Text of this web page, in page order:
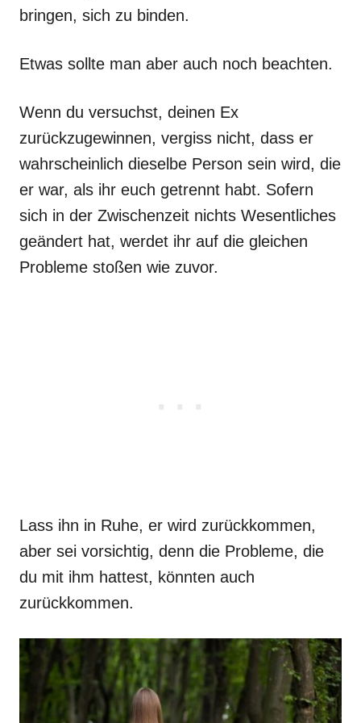
bringen, sich zu binden.
Etwas sollte man aber auch noch beachten.
Wenn du versuchst, deinen Ex
zurückzugewinnen, vergiss nicht, dass er
wahrscheinlich dieselbe Person sein wird, die
er war, als ihr euch getrennt habt. Sofern
sich in der Zwischenzeit nichts Wesentliches
geändert hat, werdet ihr auf die gleichen
Probleme stoßen wie zuvor.
Lass ihn in Ruhe, er wird zurückkommen,
aber sei vorsichtig, denn die Probleme, die
du mit ihm hattest, könnten auch
zurückkommen.